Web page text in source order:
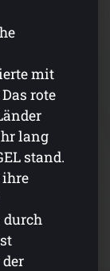
mit
rote
lang
stand.
ihre
durch